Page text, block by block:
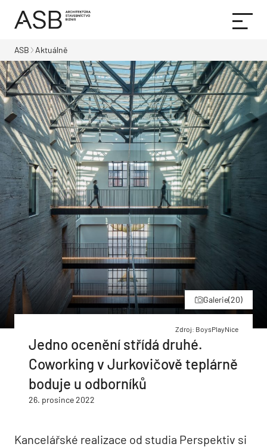
ASB Aktuálně
Galerie(20)
Zdroj: BoysPlayNice
Jedno ocenění střídá druhé.
Coworking v Jurkovičově teplárně
boduje u odborníků
26. prosince 2022
Kancelářské realizace od studia Perspektiv si